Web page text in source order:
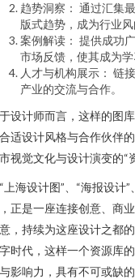
趋势洞察： 通过汇集
版式趋势，成为行业风
案例解读： 提供成功
市场反馈，使其成为学
人才与机构展示： 链
产业的交流与合作。
设计师而言，这样的图
适设计风格与合作伙伴
视觉文化与设计演变的“
上海设计图”、“海报设计
正是一座连接创意、商
，持续为这座设计之都
时代，这样一个资源库
影响力，具有不可或缺的